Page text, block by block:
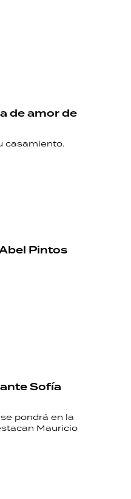
de amor de
casamiento.
Pintos
Sofía
pondrá en la
Mauricio